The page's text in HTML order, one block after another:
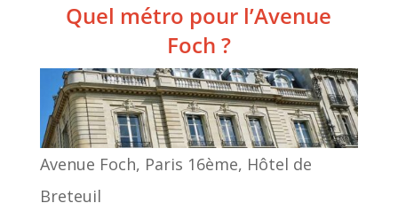
Quel métro pour l’Avenue
Foch ?
Avenue Foch, Paris 16ème, Hôtel de
Breteuil